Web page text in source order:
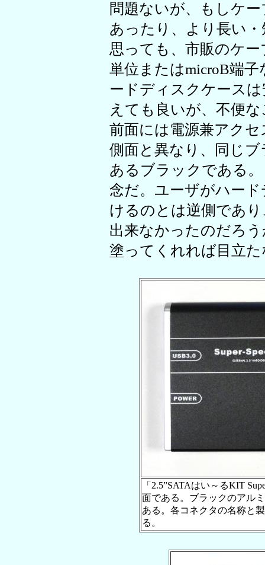
問題ないが、もしケ
あったり、より長い
思っても、市販のケ
単位またはmicroB端
ードディスクケース
えても良いが、不便
前面には電源兼アク
側面と異なり、同じ
あるブラックである
念だ。ユーザがハー
けるのとは逆側であ
出来なかったのだろ
塗ってくれれば目立
「2.5”SATAはい～るKIT
面である。ブラックのアル
ある。各コネクタの名称と
る。